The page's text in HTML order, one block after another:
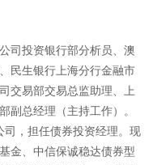
司投资银行部分析员、澳
民生银行上海分行金融市
交易部交易总监助理、上
副总经理（主持工作）。
司，担任债券投资经理。现
金、中信保诚稳达债券型